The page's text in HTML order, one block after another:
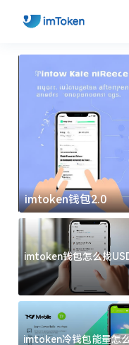
imtoken钱包2.0
imtoken钱包怎么找
址？三步搞定不踩
imtoken冷钱包能量怎么